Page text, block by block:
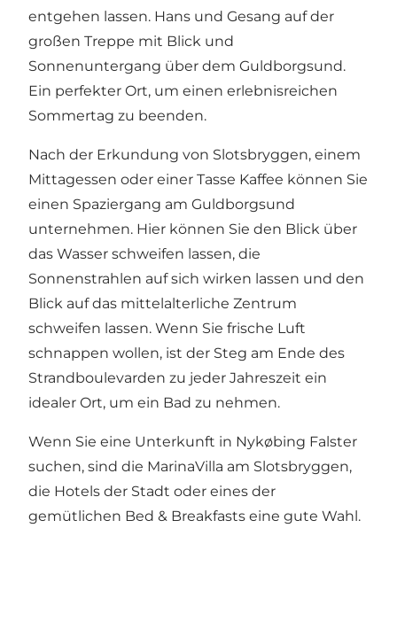
entgehen lassen. Hans und Gesang auf der
großen Treppe mit Blick und
Sonnenuntergang über dem Guldborgsund.
Ein perfekter Ort, um einen erlebnisreichen
Sommertag zu beenden.
Nach der Erkundung von Slotsbryggen, einem
Mittagessen oder einer Tasse Kaffee können Sie
einen Spaziergang am Guldborgsund
unternehmen. Hier können Sie den Blick über
das Wasser schweifen lassen, die
Sonnenstrahlen auf sich wirken lassen und den
Blick auf das mittelalterliche Zentrum
schweifen lassen. Wenn Sie frische Luft
schnappen wollen, ist der Steg am Ende des
Strandboulevarden zu jeder Jahreszeit ein
idealer Ort, um ein Bad zu nehmen.
Wenn Sie eine Unterkunft in Nykøbing Falster
suchen, sind die MarinaVilla am Slotsbryggen,
die Hotels der Stadt oder eines der
gemütlichen Bed & Breakfasts eine gute Wahl.